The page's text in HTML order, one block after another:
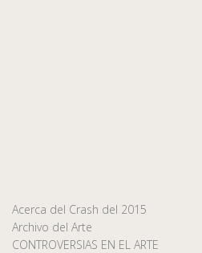
Acerca del Crash del 2015
Archivo del Arte
CONTROVERSIAS EN EL ARTE